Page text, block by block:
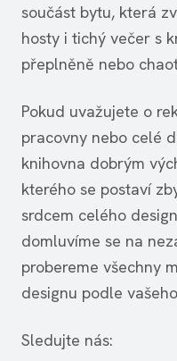
součást bytu, která
hosty i tichý večer s
přeplněně nebo
Pokud uvažujete o
pracovny nebo celé
knihovna dobrým
kterého se postaví
srdcem celého
domluvíme se na
probereme všechny
designu podle
Sledujte nás: